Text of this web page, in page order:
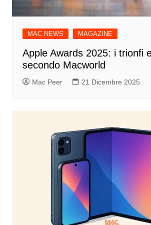
MAC NEWS MAGAZINE
Apple Awards 2025: i trionfi
secondo Macworld
Mac Peer 21 Dicembre 2025